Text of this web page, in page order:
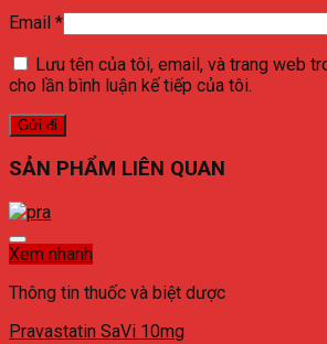
Email *
Lưu tên của tôi, email, và trang web
cho lần bình luận kế tiếp của tôi.
SẢN PHẨM LIÊN QUAN
Xem nhanh
Thông tin thuốc và biệt dược
Pravastatin SaVi 10mg